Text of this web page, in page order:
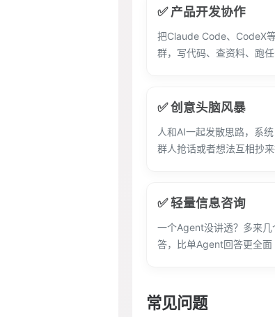
✅ 产品开发协作
把Claude Code、CodeX
群，写代码、查资料、跑
✅ 创意头脑风暴
人和AI一起发散思路，系
群人抢话或者想法互相抄
✅ 轻量信息咨询
一个Agent没讲透？多来
答，比单Agent回答更全面
常见问题